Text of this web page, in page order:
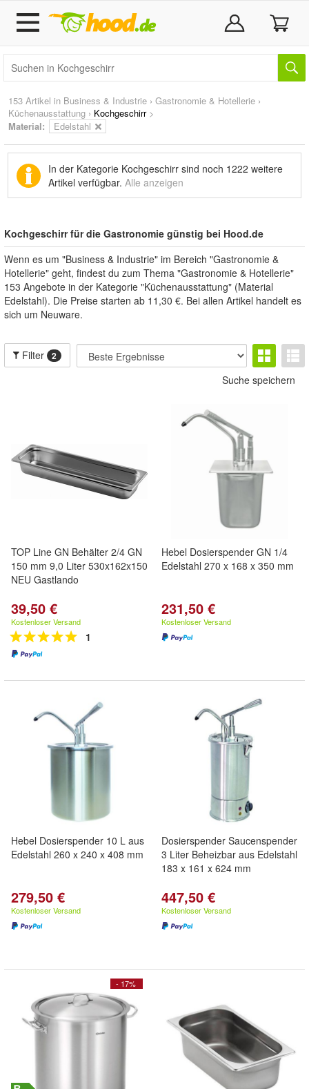
153 Artikel in Business & Industrie › Gastronomie & Hotellerie ›
Küchenausstattung › Kochgeschirr>
Material:
Edelstahl
In der Kategorie Kochgeschirr sind noch 1222 weitere
Artikel verfügbar. Alle anzeigen
Kochgeschirr für die Gastronomie günstig bei Hood.de
Wenn es um "Business & Industrie" im Bereich "Gastronomie &
Hotellerie" geht, findest du zum Thema "Gastronomie & Hotellerie"
153 Angebote in der Kategorie "Küchenausstattung" (Material
Edelstahl). Die Preise starten ab 11,30 €. Bei allen Artikel handelt es
sich um Neuware.
Filter 2
Suche speichern
TOP Line GN Behälter 2/4 GN
150 mm 9,0 Liter 530x162x150
NEU Gastlando
39,50 €
Kostenloser Versand
1
Hebel Dosierspender GN 1/4
Edelstahl 270 x 168 x 350 mm
231,50 €
Kostenloser Versand
Hebel Dosierspender 10 L aus
Edelstahl 260 x 240 x 408 mm
279,50 €
Kostenloser Versand
Dosierspender Saucenspender
3 Liter Beheizbar aus Edelstahl
183 x 161 x 624 mm
447,50 €
Kostenloser Versand
- 17%